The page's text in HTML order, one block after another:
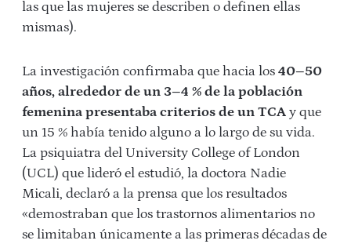
las que las mujeres se describen o definen ellas
mismas).
La investigación confirmaba que hacia los 40–50
años, alrededor de un 3–4 % de la población
femenina presentaba criterios de un TCA y que
un 15 % había tenido alguno a lo largo de su vida.
La psiquiatra del University College of London
(UCL) que lideró el estudió, la doctora Nadie
Micali, declaró a la prensa que los resultados
«demostraban que los trastornos alimentarios no
se limitaban únicamente a las primeras décadas de